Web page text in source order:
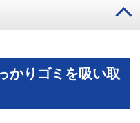
かりゴミを吸い取